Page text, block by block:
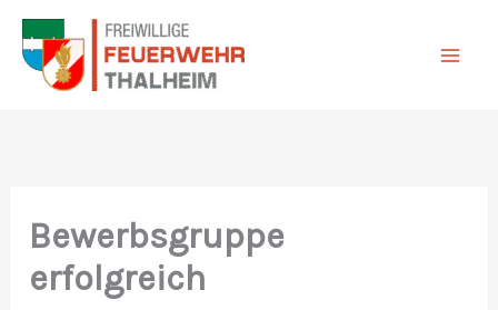
Zum
Inhalt
springen
Bewerbsgruppe
erfolgreich